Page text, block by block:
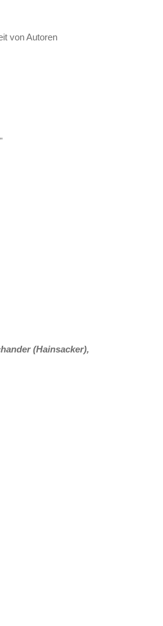
von Autoren
(Hainsacker),